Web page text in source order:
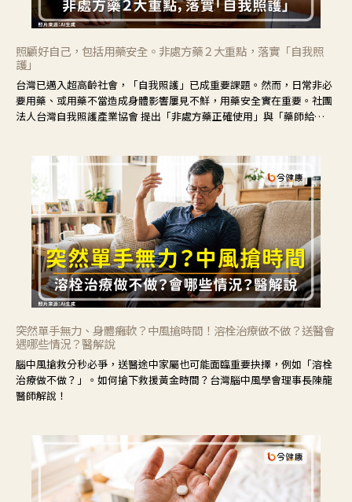
照顧好自己，包括用藥安全。非處方藥２大重點，落實「自我照
護」
台灣已邁入超高齡社會，「自我照護」已成重要課題。然而，日常非必
要用藥、或用藥不當造成身體影響屢見不鮮，用藥安全實在重要。社團
法人台灣自我照護產業協會 提出「非處方藥正確使用」與「藥師給
突然單手無力、身體癱軟？中風搶時間！溶栓治療做不做？送醫會
遇哪些情況？醫解說
腦中風搶救分秒必爭，送醫途中家屬也可能面臨重要抉擇，例如「溶栓
治療做不做？」。如何搶下救援黃金時間？台灣腦中風學會理事長陳龍
醫師解說！